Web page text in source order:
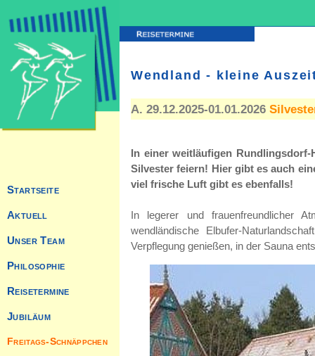
Wendland - kleine
A. 29.12.2025-01.01.2026
In einer weitläufigen
Silvester feiern! Hier gibt es auch
viel frische Luft gibt es ebenfalls!
In legerer und frauenfreundlicher
wendländische Elbufer-
Verpflegung genießen, in der Sauna